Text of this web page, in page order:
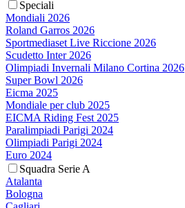
Speciali
Mondiali 2026
Roland Garros 2026
Sportmediaset Live Riccione 2026
Scudetto Inter 2026
Olimpiadi Invernali Milano Cortina 2026
Super Bowl 2026
Eicma 2025
Mondiale per club 2025
EICMA Riding Fest 2025
Paralimpiadi Parigi 2024
Olimpiadi Parigi 2024
Euro 2024
Squadra Serie A
Atalanta
Bologna